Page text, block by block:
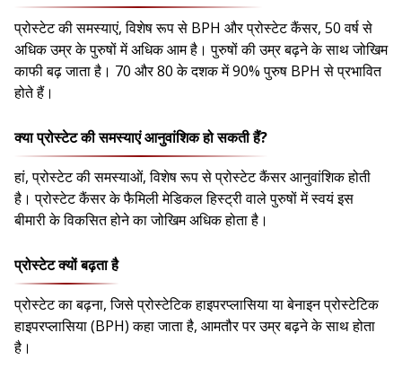
प्रोस्टेट की समस्याएं, विशेष रूप से BPH और प्रोस्टेट कैंसर, 50 वर्ष से
अधिक उम्र के पुरुषों में अधिक आम है। पुरुषों की उम्र बढ़ने के साथ जोखिम
काफी बढ़ जाता है। 70 और 80 के दशक में 90% पुरुष BPH से प्रभावित
होते हैं।
क्या प्रोस्टेट की समस्याएं आनुवांशिक हो सकती हैं?
हां, प्रोस्टेट की समस्याओं, विशेष रूप से प्रोस्टेट कैंसर आनुवांशिक होती
है। प्रोस्टेट कैंसर के फैमिली मेडिकल हिस्ट्री वाले पुरुषों में स्वयं इस
बीमारी के विकसित होने का जोखिम अधिक होता है।
प्रोस्टेट क्यों बढ़ता है
प्रोस्टेट का बढ़ना, जिसे प्रोस्टेटिक हाइपरप्लासिया या बेनाइन प्रोस्टेटिक
हाइपरप्लासिया (BPH) कहा जाता है, आमतौर पर उम्र बढ़ने के साथ होता
है।